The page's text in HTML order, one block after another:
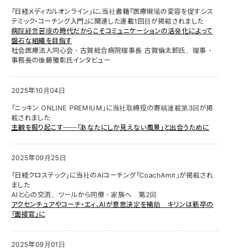
「日経メディカルオンライン」に、当社書籍『医療現場の変容を促すシス
テミック・コーチング入門』に関連した連載1回目が掲載されました
病院経営苦境の時代だからこそコミュニケーションの活発化によって
盤石な組織を目指す
社会医療法人同心会・古賀総合病院理事長 古賀倫太郎氏、理事・
事務長の後藤雅彰氏インタビュー
2025年10月04日
「ニッキン ONLINE PREMIUM」に当社取締役の寄稿連載第3回が掲
載されました
主観を掘り起こす──「あなたにしか見えない風景」と出会うために
2025年09月25日
「日経クロステック」に当社のAIコーチング「CoachAmit」が掲載され
ました
AIと心の交流、ツールから同僚・家族へ 第2回
アクセンチュアやコーチ・エィ、AIが意思決定を補助 キリンは新卒の
「面接官」に
2025年09月01日